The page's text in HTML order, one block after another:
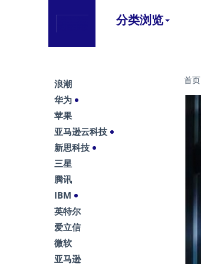
分类浏览
首页
浪潮
华为
苹果
亚马逊云科技
新思科技
三星
腾讯
IBM
英特尔
爱立信
微软
亚马逊